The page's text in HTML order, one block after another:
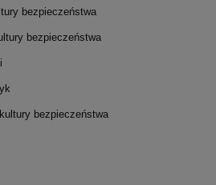
bezpieczeństwa
bezpieczeństwa
bezpieczeństwa